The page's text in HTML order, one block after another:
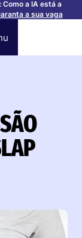
a IA está a
a sua vaga